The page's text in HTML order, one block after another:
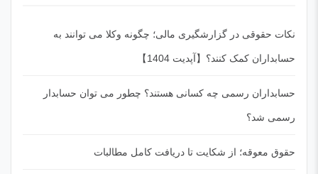
نکات حقوقی در گزارشگیری مالی؛ چگونه وکلا می توانند به
حسابداران کمک کنند؟【آپدیت 1404】
حسابداران رسمی چه کسانی هستند؟ چطور می توان حسابدار
رسمی شد؟
حقوق معوقه؛ از شکایت تا دریافت کامل مطالبات